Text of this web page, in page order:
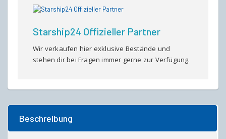
Starship24 Offizieller Partner
Wir verkaufen hier exklusive Bestände und
stehen dir bei Fragen immer gerne zur Verfügung.
Beschreibung